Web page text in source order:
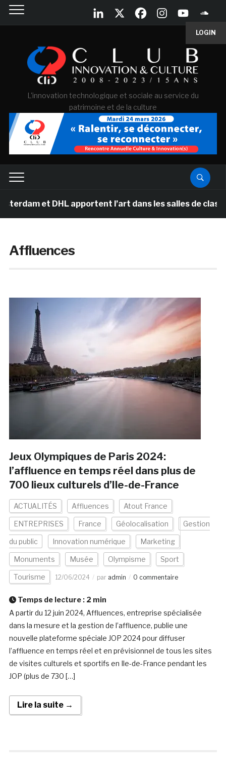
LOGIN
L'innovation technologique et sociale au service du
patrimoine et de la culture
DHL apportent l’art dans les salles de classe des
Affluences
Jeux Olympiques de Paris 2024:
l’affluence en temps réel dans plus de
700 lieux culturels d’Ile-de-France
ACTUALITÉS Affluences Atout France
ENTREPRISES France Géolocalisation Gestion
du public Innovation numérique Marketing
Monuments Musée Olympisme Sport
Tourisme 12/06/2024 par admin 0 commentaire
Temps de lecture : 2 min
A partir du 12 juin 2024, Affluences, entreprise spécialisée
dans la mesure et la gestion de l’affluence, publie une
nouvelle plateforme spéciale JOP 2024 pour diffuser
l’affluence en temps réel et en prévisionnel de tous les sites
de visites culturels et sportifs en Ile-de-France pendant les
JOP (plus de 730 […]
Lire la suite →